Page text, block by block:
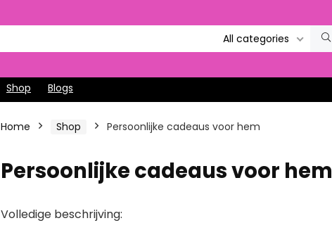
All categories
Shop Blogs
Home Shop Persoonlijke cadeaus voor hem
Persoonlijke cadeaus voor hem
Volledige beschrijving: